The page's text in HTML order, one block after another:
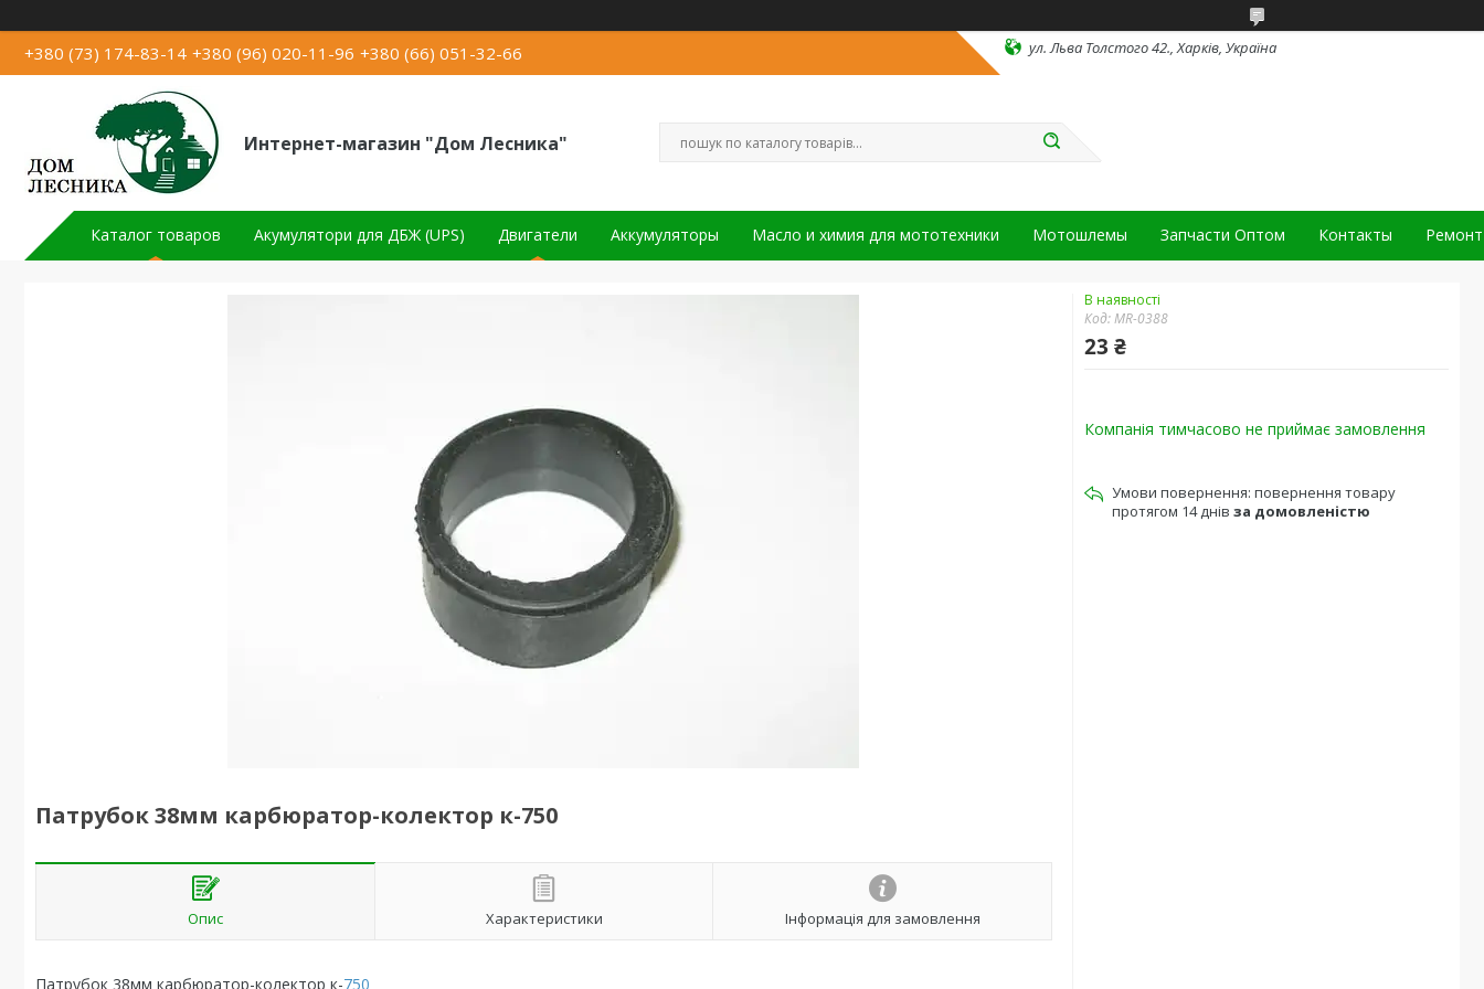
+380 (73) 174-83-14 +380 (96) 020-11-96 +380 (66) 051-32-66 ул. Льва Толстого 42., Харків, Україна
Интернет-магазин "Дом Лесника"
Каталог товаров Акумулятори для ДБЖ (UPS) Двигатели Аккумуляторы Масло и химия для мототехники Мотошлемы Запчасти Оптом Контакты Ремонт
Патрубок 38мм карбюратор-колектор к-750
Опис Характеристики Інформація для замовлення
Патрубок 38мм карбюратор-колектор к-750
В наявності
Код:MR-0388
23 ₴
Компанія тимчасово не приймає замовлення
повернення товару
протягом 14 днів за домовленістю